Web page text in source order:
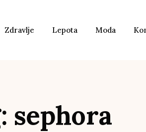
Zdravlje Lepota Moda
sephora